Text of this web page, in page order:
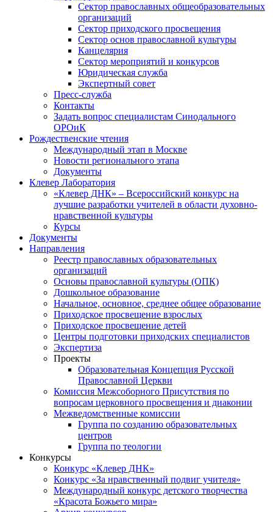
Сектор православных общеобразовательных
организаций
Сектор приходского просвещения
Сектор основ православной культуры
Канцелярия
Сектор мероприятий и конкурсов
Юридическая служба
Экспертный совет
Пресс-служба
Контакты
Задать вопрос специалистам Синодального
ОРОиК
Рождественские чтения
Международный этап в Москве
Новости регионального этапа
Документы
Клевер Лаборатория
«Клевер ДНК» – Всероссийский конкурс на
лучшие разработки учителей в области духовно-
нравственной культуры
Курсы
Документы
Направления
Реестр православных образовательных
организаций
Основы православной культуры (ОПК)
Дошкольное образование
Начальное, основное, среднее общее образование
Приходское просвещение взрослых
Приходское просвещение детей
Центры подготовки приходских специалистов
Экспертиза
Проекты
Образовательная Концепция Русской
Православной Церкви
Комиссия Межсоборного Присутствия по
вопросам церковного просвещения и диаконии
Межведомственные комиссии
Группа по созданию образовательных
центров
Группа по теологии
Конкурсы
Конкурс «Клевер ДНК»
Конкурс «За нравственный подвиг учителя»
Международный конкурс детского творчества
«Красота Божьего мира»